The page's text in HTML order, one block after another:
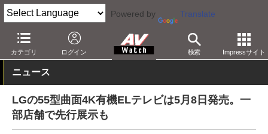
Powered by Translate
カテゴリ ログイン 検索 Impressサイト
AV Watch 製品 テレビ LG
ニュース
LGの55型曲面4K有機ELテレビは5月8日発売。一
部店舗で先行展示も